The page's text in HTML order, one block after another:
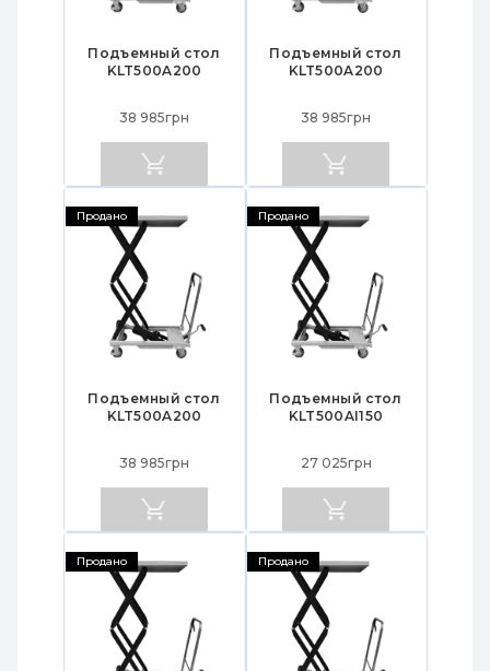
Подъемный стол
KLT500A200
38 985грн
Подъемный стол
KLT500A200
38 985грн
Продано
Подъемный стол
KLT500A200
38 985грн
Продано
Подъемный стол
KLT500AI150
27 025грн
Продано Продано